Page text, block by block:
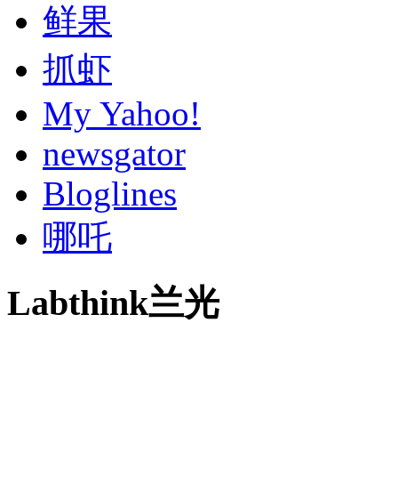
鲜果
抓虾
My Yahoo!
newsgator
Bloglines
哪吒
Labthink兰光